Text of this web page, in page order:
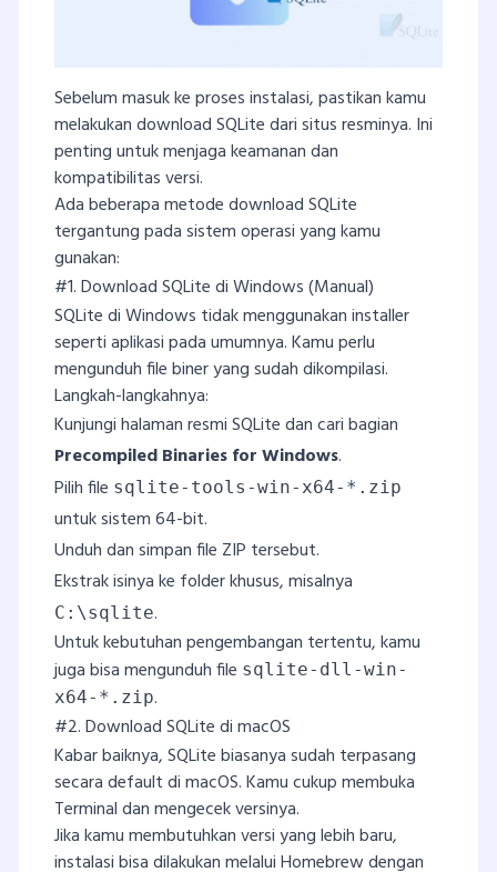
Sebelum masuk ke proses instalasi, pastikan kamu
melakukan download SQLite dari situs resminya. Ini
penting untuk menjaga keamanan dan
kompatibilitas versi.
Ada beberapa metode download SQLite
tergantung pada sistem operasi yang kamu
gunakan:
#1. Download SQLite di Windows (Manual)
SQLite di Windows tidak menggunakan installer
seperti aplikasi pada umumnya. Kamu perlu
mengunduh file biner yang sudah dikompilasi.
Langkah-langkahnya:
Kunjungi halaman resmi SQLite dan cari bagian
Precompiled Binaries for Windows.
Pilih file sqlite-tools-win-x64-*.zip
untuk sistem 64-bit.
Unduh dan simpan file ZIP tersebut.
Ekstrak isinya ke folder khusus, misalnya
C:\sqlite.
Untuk kebutuhan pengembangan tertentu, kamu
juga bisa mengunduh file sqlite-dll-win-
x64-*.zip.
#2. Download SQLite di macOS
Kabar baiknya, SQLite biasanya sudah terpasang
secara default di macOS. Kamu cukup membuka
Terminal dan mengecek versinya.
Jika kamu membutuhkan versi yang lebih baru,
instalasi bisa dilakukan melalui Homebrew dengan